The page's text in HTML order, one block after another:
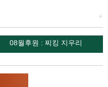
+
08월후원 : 찌킹 지우리